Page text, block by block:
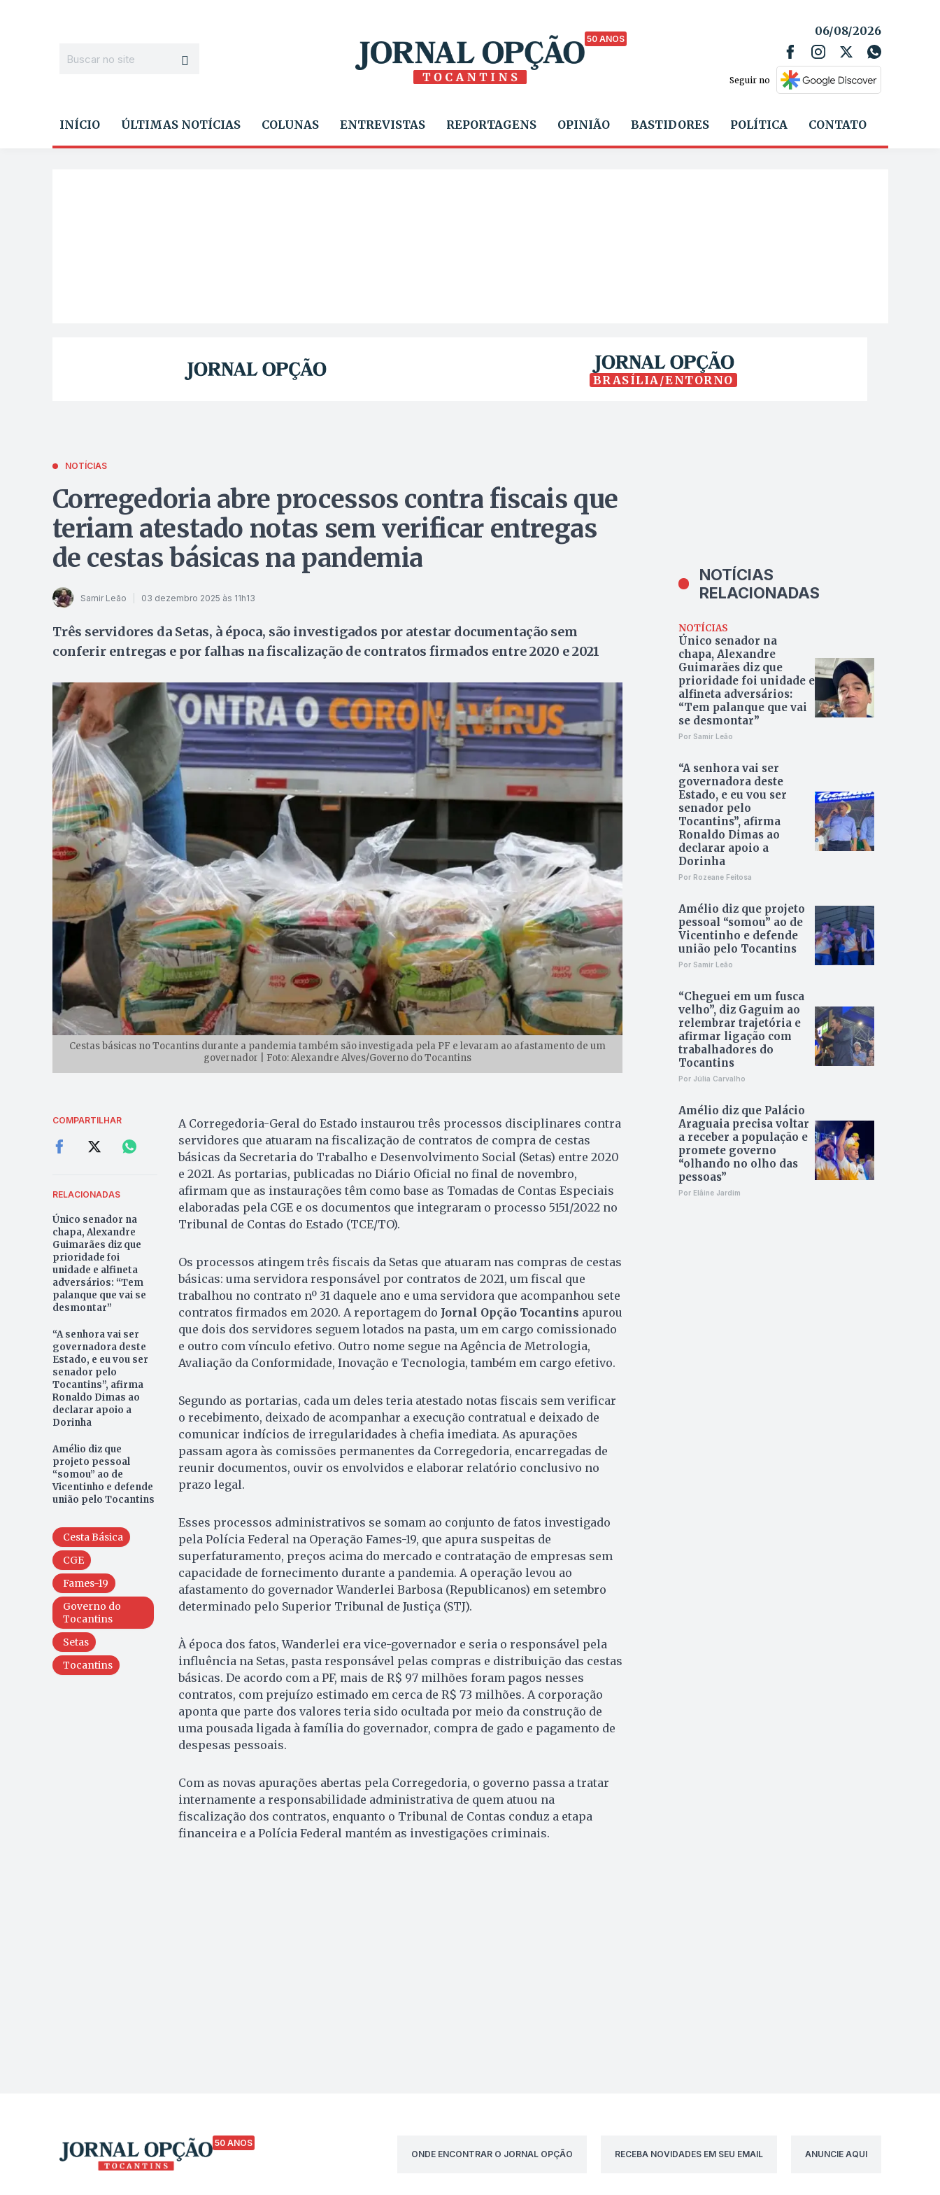
50 ANOS
06/08/2026
Seguir no
INÍCIO ÚLTIMAS NOTÍCIAS COLUNAS ENTREVISTAS REPORTAGENS OPINIÃO BASTIDORES POLÍTICA CONTATO
BRASÍLIA/ENTORNO
NOTÍCIAS
Corregedoria abre processos contra fiscais que
teriam atestado notas sem verificar entregas
de cestas básicas na pandemia
Samir Leão 03 dezembro 2025 às 11h13
Três servidores da Setas, à época, são investigados por atestar documentação sem
conferir entregas e por falhas na fiscalização de contratos firmados entre 2020 e 2021
Cestas básicas no Tocantins durante a pandemia também são investigada pela PF e levaram ao afastamento de um
governador | Foto: Alexandre Alves/Governo do Tocantins
COMPARTILHAR
RELACIONADAS
Único senador na
chapa, Alexandre
Guimarães diz que
prioridade foi
unidade e alfineta
adversários: “Tem
palanque que vai se
desmontar”
“A senhora vai ser
governadora deste
Estado, e eu vou ser
senador pelo
Tocantins”, afirma
Ronaldo Dimas ao
declarar apoio a
Dorinha
Amélio diz que
projeto pessoal
“somou” ao de
Vicentinho e defende
união pelo Tocantins
Cesta Básica
CGE
Fames-19
Governo do
Tocantins
Setas
Tocantins
A Corregedoria-Geral do Estado instaurou três processos disciplinares contra
servidores que atuaram na fiscalização de contratos de compra de cestas
básicas da Secretaria do Trabalho e Desenvolvimento Social (Setas) entre 2020
e 2021. As portarias, publicadas no Diário Oficial no final de novembro,
afirmam que as instaurações têm como base as Tomadas de Contas Especiais
elaboradas pela CGE e os documentos que integraram o processo 5151/2022 no
Tribunal de Contas do Estado (TCE/TO).
Os processos atingem três fiscais da Setas que atuaram nas compras de cestas
básicas: uma servidora responsável por contratos de 2021, um fiscal que
trabalhou no contrato nº 31 daquele ano e uma servidora que acompanhou sete
contratos firmados em 2020. A reportagem do Jornal Opção Tocantins apurou
que dois dos servidores seguem lotados na pasta, um em cargo comissionado
e outro com vínculo efetivo. Outro nome segue na Agência de Metrologia,
Avaliação da Conformidade, Inovação e Tecnologia, também em cargo efetivo.
Segundo as portarias, cada um deles teria atestado notas fiscais sem verificar
o recebimento, deixado de acompanhar a execução contratual e deixado de
comunicar indícios de irregularidades à chefia imediata. As apurações
passam agora às comissões permanentes da Corregedoria, encarregadas de
reunir documentos, ouvir os envolvidos e elaborar relatório conclusivo no
prazo legal.
Esses processos administrativos se somam ao conjunto de fatos investigado
pela Polícia Federal na Operação Fames-19, que apura suspeitas de
superfaturamento, preços acima do mercado e contratação de empresas sem
capacidade de fornecimento durante a pandemia. A operação levou ao
afastamento do governador Wanderlei Barbosa (Republicanos) em setembro
determinado pelo Superior Tribunal de Justiça (STJ).
À época dos fatos, Wanderlei era vice-governador e seria o responsável pela
influência na Setas, pasta responsável pelas compras e distribuição das cestas
básicas. De acordo com a PF, mais de R$ 97 milhões foram pagos nesses
contratos, com prejuízo estimado em cerca de R$ 73 milhões. A corporação
aponta que parte dos valores teria sido ocultada por meio da construção de
uma pousada ligada à família do governador, compra de gado e pagamento de
despesas pessoais.
Com as novas apurações abertas pela Corregedoria, o governo passa a tratar
internamente a responsabilidade administrativa de quem atuou na
fiscalização dos contratos, enquanto o Tribunal de Contas conduz a etapa
financeira e a Polícia Federal mantém as investigações criminais.
NOTÍCIAS
RELACIONADAS
NOTÍCIAS
Único senador na
chapa, Alexandre
Guimarães diz que
prioridade foi unidade e
alfineta adversários:
“Tem palanque que vai
se desmontar”
Por Samir Leão
“A senhora vai ser
governadora deste
Estado, e eu vou ser
senador pelo
Tocantins”, afirma
Ronaldo Dimas ao
declarar apoio a
Dorinha
Por Rozeane Feitosa
Amélio diz que projeto
pessoal “somou” ao de
Vicentinho e defende
união pelo Tocantins
Por Samir Leão
“Cheguei em um fusca
velho”, diz Gaguim ao
relembrar trajetória e
afirmar ligação com
trabalhadores do
Tocantins
Por Júlia Carvalho
Amélio diz que Palácio
Araguaia precisa voltar
a receber a população e
promete governo
“olhando no olho das
pessoas”
Por Elâine Jardim
50 ANOS
ONDE ENCONTRAR O JORNAL OPÇÃO
RECEBA NOVIDADES EM SEU EMAIL ANUNCIE AQUI